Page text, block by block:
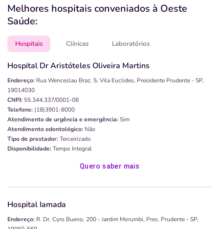
Melhores hospitais conveniados à Oeste
Saúde:
Hospitais Clínicas Laboratórios
Hospital Dr Aristóteles Oliveira Martins
Endereço: Rua Wenceslau Braz, 5, Vila Euclides, Presidente Prudente - SP,
19014030
CNPJ: 55.344.337/0001-08
Telefone: (18)3901-8000
Atendimento de urgência e emergência:Sim
Atendimento odontológico: Não
Tipo de prestador:Terceirizado
Disponibilidade:Tempo Integral
Quero saber mais
Hospital Iamada
Endereço: R. Dr. Cyro Bueno, 200 - Jardim Morumbi, Pres. Prudente - SP,